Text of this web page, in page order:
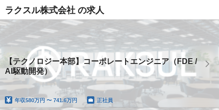
ラクスル株式会社 の求人
【テクノロジー本部】コーポレートエンジニア（FDE /
AI駆動開発）
年収580万円 〜 741.6万円 正社員